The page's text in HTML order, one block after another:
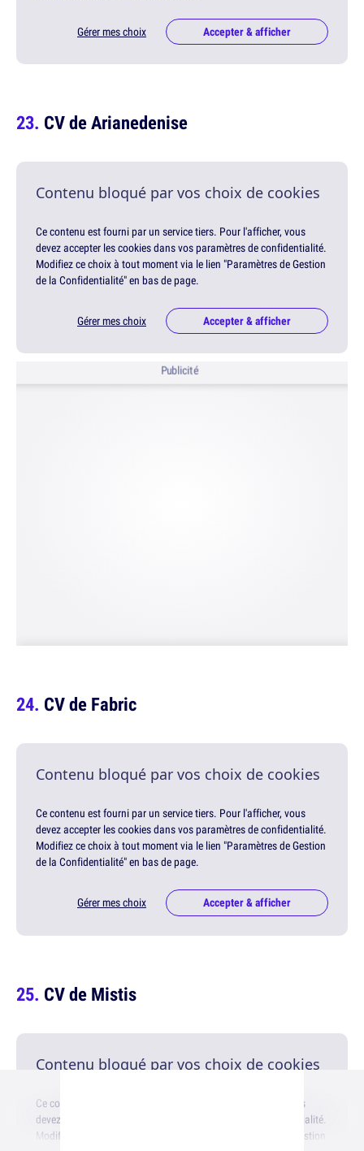
Gérer mes choix Accepter & afficher
CV de Arianedenise
Contenu bloqué par vos choix de cookies
Ce contenu est fourni par un service tiers. Pour l'afficher, vous
devez accepter les cookies dans vos paramètres de confidentialité.
Modifiez ce choix à tout moment via le lien "Paramètres de Gestion
de la Confidentialité" en bas de page.
Gérer mes choix Accepter & afficher
Publicité
CV de Fabric
Contenu bloqué par vos choix de cookies
Ce contenu est fourni par un service tiers. Pour l'afficher, vous
devez accepter les cookies dans vos paramètres de confidentialité.
Modifiez ce choix à tout moment via le lien "Paramètres de Gestion
de la Confidentialité" en bas de page.
Gérer mes choix Accepter & afficher
CV de Mistis
Contenu bloqué par vos choix de cookies
Ce contenu est fourni par un service tiers. Pour l'afficher, vous
devez accepter les cookies dans vos paramètres de confidentialité.
Modifiez ce choix à tout moment via le lien "Paramètres de Gestion